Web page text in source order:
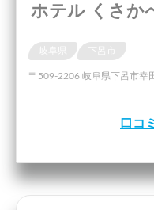
ホテル くさか
岐阜県 下呂市
〒509-2206 岐阜県下呂市幸
口コ